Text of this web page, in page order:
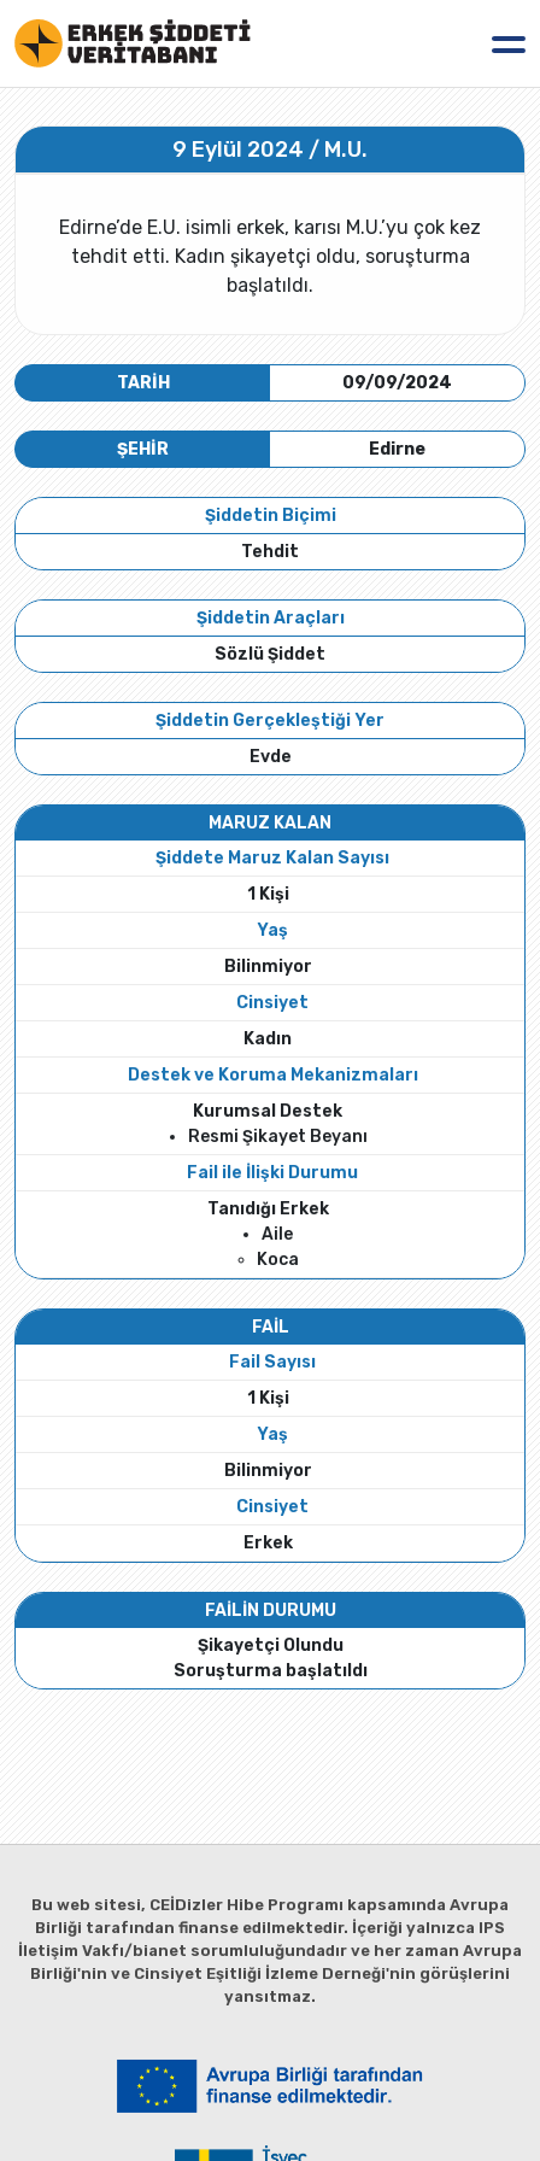
9 Eylül 2024 / M.U.
Edirne’de E.U. isimli erkek, karısı M.U.’yu çok kez
tehdit etti. Kadın şikayetçi oldu, soruşturma
başlatıldı.
TARİH 09/09/2024
Edirne
ŞEHİR
Şiddetin Biçimi
Tehdit
Şiddetin Araçları
Sözlü Şiddet
Şiddetin Gerçekleştiği Yer
Evde
MARUZ KALAN
Şiddete Maruz Kalan Sayısı
1 Kişi
Yaş
Bilinmiyor
Cinsiyet
Kadın
Destek ve Koruma Mekanizmaları
Kurumsal Destek
Resmi Şikayet Beyanı
Fail ile İlişki Durumu
Tanıdığı Erkek
Aile
Koca
FAİL
Fail Sayısı
1 Kişi
Yaş
Bilinmiyor
Cinsiyet
Erkek
FAİLİN DURUMU
Şikayetçi Olundu
Soruşturma başlatıldı
Bu web sitesi, CEİDizler Hibe Programı kapsamında Avrupa
Birliği tarafından finanse edilmektedir. İçeriği yalnızca IPS
İletişim Vakfı/bianet sorumluluğundadır ve her zaman Avrupa
Birliği'nin ve Cinsiyet Eşitliği İzleme Derneği'nin görüşlerini
yansıtmaz.